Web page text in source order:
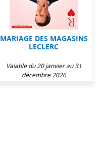
MARIAGE DES MAGASINS
LECLERC
Valable du 20 janvier au 31
décembre 2026